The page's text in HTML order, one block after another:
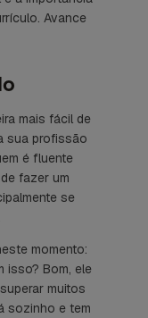
Avance
mais fácil de
sua profissão
é fluente
fazer um
se
momento:
isso? Bom, ele
muitos
sozinho e tem